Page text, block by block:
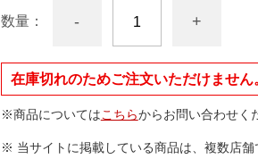
数量： - +
在庫切れのためご注文いただけません
※商品についてはこちらからお問い合わせく
※ 当サイトに掲載している商品は、複数店舗